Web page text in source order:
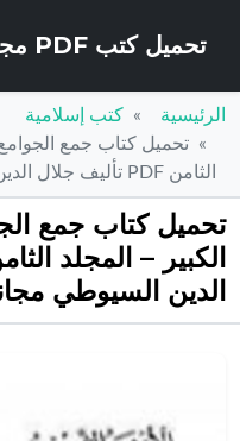
تحميل كتب PDF مجانا – كتب كو
الرئيسية
كتب إسلامية
تحميل كتاب جمع
الثامن PDF تأليف جلال الدين السيوطي مجانا [كامل]
تحميل كتاب جمع
الدين السيوطي